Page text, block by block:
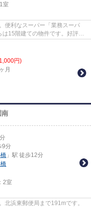
1室
便利なスーパー「業務スーパ
15階建ての物件です。好評の
円)
月
南
9分
」駅 徒歩12分
2室
北浜東郵便局まで191mです。